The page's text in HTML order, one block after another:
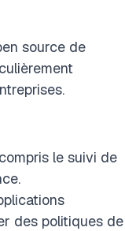
source de
le suivi de
des politiques de